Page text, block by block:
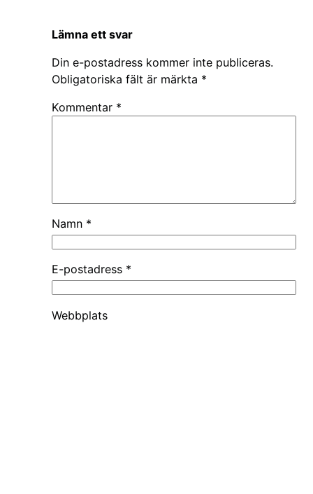
Lämna ett svar
Din e-postadress kommer inte publiceras.
Obligatoriska fält är märkta *
Kommentar *
Namn *
E-postadress *
Webbplats